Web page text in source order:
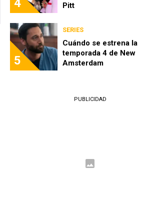
4 Pitt
5
SERIES
Cuándo se estrena la
temporada 4 de New
Amsterdam
PUBLICIDAD